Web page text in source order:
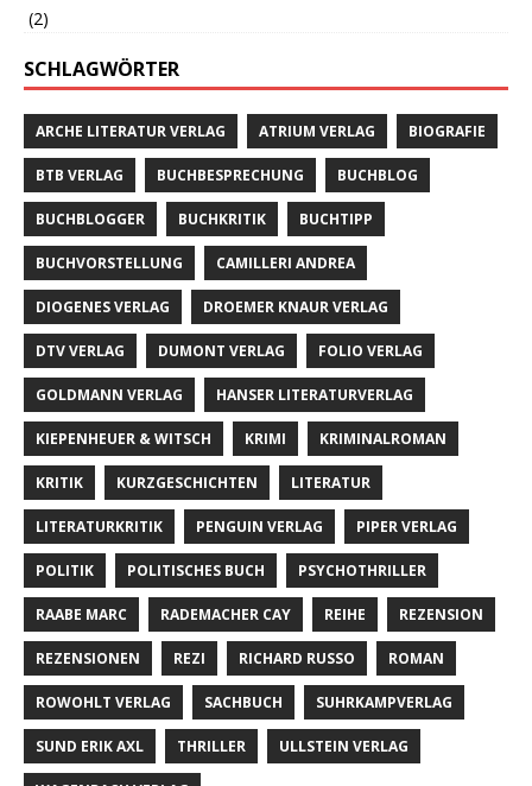
(2)
SCHLAGWÖRTER
ARCHE LITERATUR VERLAG ATRIUM VERLAG BIOGRAFIE
BTB VERLAG BUCHBESPRECHUNG BUCHBLOG
BUCHBLOGGER BUCHKRITIK BUCHTIPP
BUCHVORSTELLUNG CAMILLERI ANDREA
DIOGENES VERLAG DROEMER KNAUR VERLAG
DTV VERLAG DUMONT VERLAG FOLIO VERLAG
GOLDMANN VERLAG HANSER LITERATURVERLAG
KIEPENHEUER & WITSCH KRIMI KRIMINALROMAN
KRITIK KURZGESCHICHTEN LITERATUR
LITERATURKRITIK PENGUIN VERLAG PIPER VERLAG
POLITIK POLITISCHES BUCH PSYCHOTHRILLER
RAABE MARC RADEMACHER CAY REIHE REZENSION
REZENSIONEN REZI RICHARD RUSSO ROMAN
ROWOHLT VERLAG SACHBUCH SUHRKAMPVERLAG
SUND ERIK AXL THRILLER ULLSTEIN VERLAG